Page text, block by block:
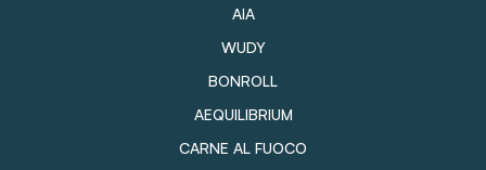
AIA
WUDY
BONROLL
AEQUILIBRIUM
CARNE AL FUOCO